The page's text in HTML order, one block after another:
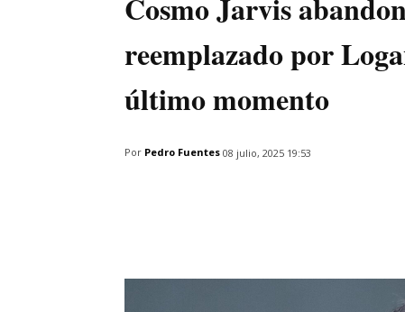
reemplazado por
último momento
Por Pedro Fuentes 08 julio, 2025 19:53